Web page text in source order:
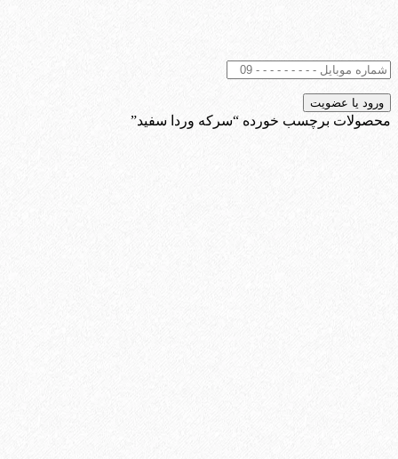
محصولات برچسب خورده “سرکه وردا سفید”